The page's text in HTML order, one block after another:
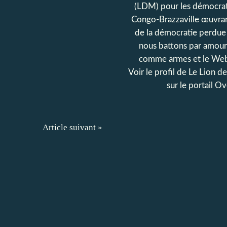
Article suivant »
(LDM) pour les
Congo-Brazzaville
de la démocratie
nous battons par
comme armes et le
Voir le profil de Le Lion
sur le portail